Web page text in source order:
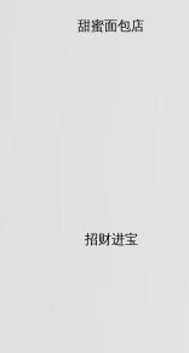
甜蜜面包店
招财进宝